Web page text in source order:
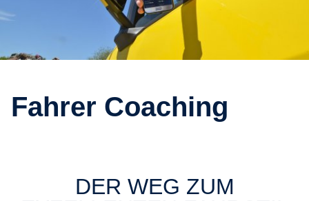
Fahrer Coaching
DER WEG ZUM